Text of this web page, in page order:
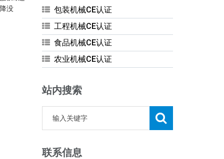
没
包装机械CE认证
工程机械CE认证
食品机械CE认证
农业机械CE认证
站内搜索
联系信息